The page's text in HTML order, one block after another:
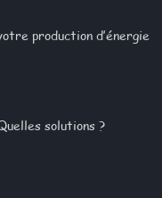
production d’énergie
solutions ?​